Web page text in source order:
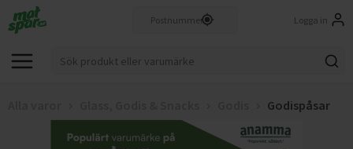
Logga in
Godispåsar